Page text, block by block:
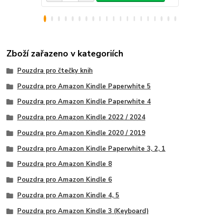
Zboží zařazeno v kategoriích
Pouzdra pro čtečky knih
Pouzdra pro Amazon Kindle Paperwhite 5
Pouzdra pro Amazon Kindle Paperwhite 4
Pouzdra pro Amazon Kindle 2022 / 2024
Pouzdra pro Amazon Kindle 2020 / 2019
Pouzdra pro Amazon Kindle Paperwhite 3, 2, 1
Pouzdra pro Amazon Kindle 8
Pouzdra pro Amazon Kindle 6
Pouzdra pro Amazon Kindle 4, 5
Pouzdra pro Amazon Kindle 3 (Keyboard)